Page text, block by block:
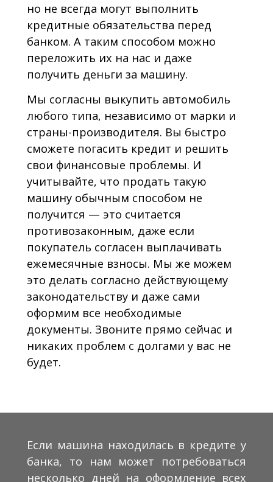
но не всегда могут выполнить
кредитные обязательства перед
банком. А таким способом можно
переложить их на нас и даже
получить деньги за машину.
Мы согласны выкупить автомобиль
любого типа, независимо от марки и
страны-производителя. Вы быстро
сможете погасить кредит и решить
свои финансовые проблемы. И
учитывайте, что продать такую
машину обычным способом не
получится — это считается
противозаконным, даже если
покупатель согласен выплачивать
ежемесячные взносы. Мы же можем
это делать согласно действующему
законодательству и даже сами
оформим все необходимые
документы. Звоните прямо сейчас и
никаких проблем с долгами у вас не
будет.
Если машина находилась в кредите у
банка, то нам может потребоваться
несколько дней на оформление всех